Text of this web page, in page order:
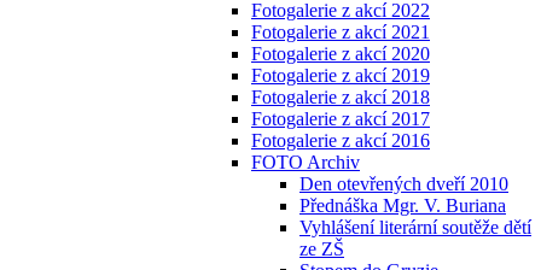
Fotogalerie z akcí 2022
Fotogalerie z akcí 2021
Fotogalerie z akcí 2020
Fotogalerie z akcí 2019
Fotogalerie z akcí 2018
Fotogalerie z akcí 2017
Fotogalerie z akcí 2016
FOTO Archiv
Den otevřených dveří 2010
Přednáška Mgr. V. Buriana
Vyhlášení literární soutěže dětí
ze ZŠ